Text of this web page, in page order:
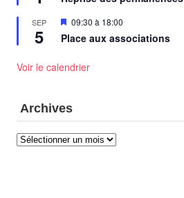
avant
SEP
5
Mis
avant
09:30 à 18:00
Place aux associations
Voir le calendrier
Archives
Archives